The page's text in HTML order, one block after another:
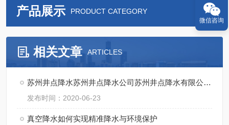
产品展示 PRODUCT CATEGORY
相关文章 ARTICLES
苏州井点降水苏州井点降水公司苏州井点降水有限公司通泉降水公司
发布时间：2020-06-23
真空降水如何实现精准降水与环境保护
微信咨询